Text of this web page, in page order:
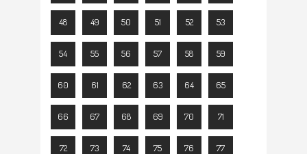
48 49 50 51 52 53
54 55 56 57 58 59
60 61 62 63 64 65
66 67 68 69 70 71
72 73 74 75 76 77